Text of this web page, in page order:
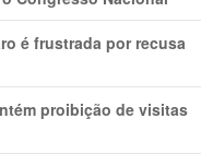
é frustrada por recusa
proibição de visitas